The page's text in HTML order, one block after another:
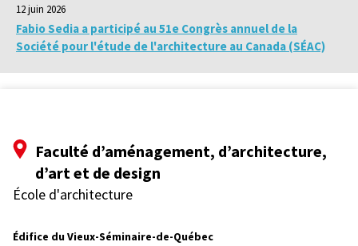
12 juin 2026
Fabio Sedia a participé au 51e Congrès annuel de la
Société pour l'étude de l'architecture au Canada (SÉAC)
Faculté d’aménagement, d’architecture,
d’art et de design
École d'architecture
Édifice du Vieux-Séminaire-de-Québec